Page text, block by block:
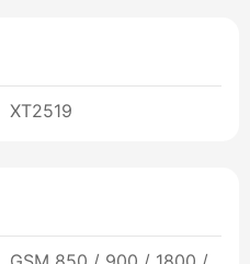
XT2519